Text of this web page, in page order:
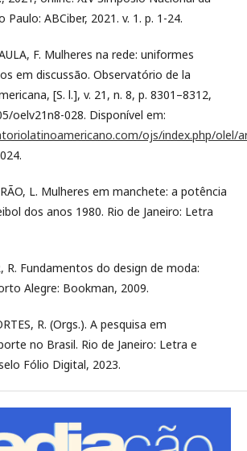
Paulo: ABCiber, 2021. v. 1. p. 1-24.
F. Mulheres na rede: uniformes
em discussão. Observatório de la
[S. l.], v. 21, n. 8, p. 8301–8312,
oelv21n8-028. Disponível em:
ojs/index.php/olel/
L. Mulheres em manchete: a potência
dos anos 1980. Rio de Janeiro: Letra
R. Fundamentos do design de moda:
Alegre: Bookman, 2009.
R. (Orgs.). A pesquisa em
no Brasil. Rio de Janeiro: Letra e
Fólio Digital, 2023.